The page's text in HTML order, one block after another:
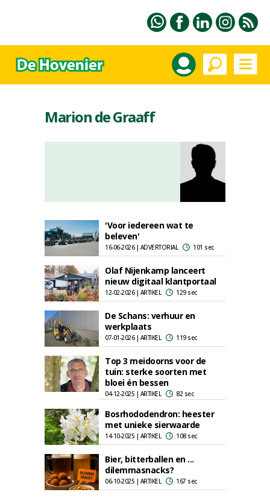
Marion de Graaff
'Voor iedereen wat te
beleven'
16-06-2026 | ADVERTORIAL 101 sec
Olaf Nijenkamp lanceert
nieuw digitaal klantportaal
12-02-2026 | ARTIKEL 129 sec
De Schans: verhuur en
werkplaats
07-01-2026 | ARTIKEL 119 sec
Top 3 meidoorns voor de
tuin: sterke soorten met
bloei én bessen
04-12-2025 | ARTIKEL 82 sec
Bosrhododendron: heester
met unieke sierwaarde
14-10-2025 | ARTIKEL 108 sec
Bier, bitterballen en ...
dilemmasnacks?
06-10-2025 | ARTIKEL 167 sec